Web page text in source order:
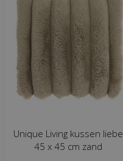
Unique Living kussen liebe
45 x 45 cm zand